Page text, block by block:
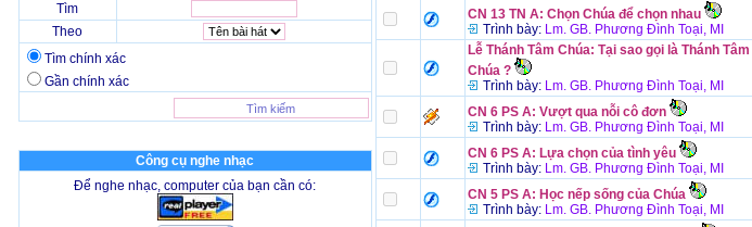
Tìm
Theo
Tìm chính xác
Gần chính xác
Công cụ nghe nhạc
Để nghe nhạc, computer của bạn cần có:
CN 13 TN A: Chọn Chúa để chọn nhau
Trình bày: Lm. GB. Phương Đình Toại, MI
Lễ Thánh Tâm Chúa: Tại sao gọi là Thánh Tâm
Chúa ?
Trình bày: Lm. GB. Phương Đình Toại, MI
CN 6 PS A: Vượt qua nỗi cô đơn
Trình bày: Lm. GB. Phương Đình Toại, MI
CN 6 PS A: Lựa chọn của tình yêu
Trình bày: Lm. GB. Phương Đình Toại, MI
CN 5 PS A: Học nếp sống của Chúa
Trình bày: Lm. GB. Phương Đình Toại, MI